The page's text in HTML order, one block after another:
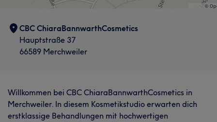
CBC ChiaraBannwarthCosmetics
Hauptstraße 37
66589 Merchweiler
Willkommen bei CBC ChiaraBannwarthCosmetics in
Merchweiler. In diesem Kosmetikstudio erwarten dich
erstklassige Behandlungen mit hochwertigen